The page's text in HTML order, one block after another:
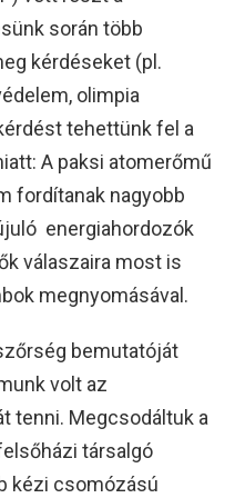
során több
kérdéseket (pl.
olimpia
tehettünk fel a
A paksi atomerőmű
fordítanak nagyobb
energiahordozók
válaszaira most is
megnyomásával.
bemutatóját
volt az
tenni. Megcsodáltuk a
társalgó
kézi csomózású